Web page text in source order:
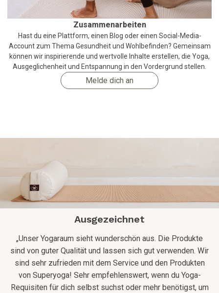
Zusammenarbeiten
Hast du eine Plattform, einen Blog oder einen Social-Media-
Account zum Thema Gesundheit und Wohlbefinden? Gemeinsam
können wir inspirierende und wertvolle Inhalte erstellen, die Yoga,
Ausgeglichenheit und Entspannung in den Vordergrund stellen.
Melde dich an
Ausgezeichnet
„Unser Yogaraum sieht wunderschön aus. Die Produkte
sind von guter Qualität und lassen sich gut verwenden. Wir
sind sehr zufrieden mit dem Service und den Produkten
von Superyoga! Sehr empfehlenswert, wenn du Yoga-
Requisiten für dich selbst suchst oder mehr benötigst, um